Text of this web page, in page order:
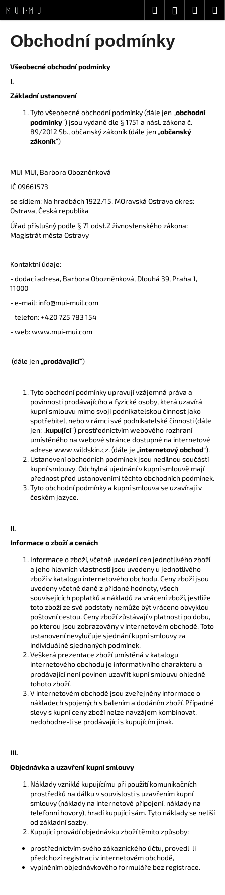
na
obsah
HledatPřihlášení
Obchodní podmínky
Všeobecné obchodní podmínky
I.
Základní ustanovení
Tyto všeobecné obchodní podmínky (dále jen „obchodní
podmínky“) jsou vydané dle § 1751 a násl. zákona č.
89/2012 Sb., občanský zákoník (dále jen „občanský
zákoník“)
MUI MUI, Barbora Obozněnková
IČ 09661573
se sídlem: Na hradbách 1922/15, MOravská Ostrava okres:
Ostrava, Česká republika
Úřad příslušný podle § 71 odst.2 živnostenského zákona:
Magistrát města Ostravy
Kontaktní údaje:
- dodací adresa, Barbora Obozněnková, Dlouhá 39, Praha 1,
11000
- e-mail: info@mui-muil.com
- telefon: +420 725 783 154
- web:www.mui-mui.com
(dále jen „prodávající“)
Tyto obchodní podmínky upravují vzájemná práva a
povinnosti prodávajícího a fyzické osoby, která uzavírá
kupní smlouvu mimo svoji podnikatelskou činnost jako
spotřebitel, nebo v rámci své podnikatelské činnosti (dále
jen: „kupující“) prostřednictvím webového rozhraní
umístěného na webové stránce dostupné na internetové
adrese www.wildskin.cz. (dále je „internetový obchod“).
Ustanovení obchodních podmínek jsou nedílnou součástí
kupní smlouvy. Odchylná ujednání v kupní smlouvě mají
přednost před ustanoveními těchto obchodních podmínek.
Tyto obchodní podmínky a kupní smlouva se uzavírají v
českém jazyce.
II.
Informace o zboží a cenách
Informace o zboží, včetně uvedení cen jednotlivého zboží
a jeho hlavních vlastností jsou uvedeny u jednotlivého
zboží v katalogu internetového obchodu. Ceny zboží jsou
uvedeny včetně daně z přidané hodnoty, všech
souvisejících poplatků a nákladů za vrácení zboží, jestliže
toto zboží ze své podstaty nemůže být vráceno obvyklou
poštovní cestou. Ceny zboží zůstávají v platnosti po dobu,
po kterou jsou zobrazovány v internetovém obchodě. Toto
ustanovení nevylučuje sjednání kupní smlouvy za
individuálně sjednaných podmínek.
Veškerá prezentace zboží umístěná v katalogu
internetového obchodu je informativního charakteru a
prodávající není povinen uzavřít kupní smlouvu ohledně
tohoto zboží.
V internetovém obchodě jsou zveřejněny informace o
nákladech spojených s balením a dodáním zboží. Případné
slevy s kupní ceny zboží nelze navzájem kombinovat,
nedohodne-li se prodávající s kupujícím jinak.
III.
Objednávka a uzavření kupní smlouvy
Náklady vzniklé kupujícímu při použití komunikačních
prostředků na dálku v souvislosti s uzavřením kupní
smlouvy (náklady na internetové připojení, náklady na
telefonní hovory), hradí kupující sám. Tyto náklady se neliší
od základní sazby.
Kupující provádí objednávku zboží těmito způsoby:
prostřednictvím svého zákaznického účtu, provedl-li
předchozí registraci v internetovém obchodě,
vyplněním objednávkového formuláře bez registrace.
K
o
o
p
o
j
e
t
e
n
a
í
t
?
•HUG
TENDER•